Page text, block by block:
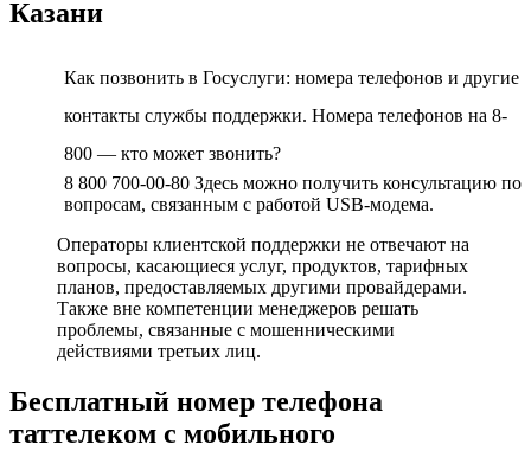
Казани
Как позвонить в Госуслуги: номера телефонов и другие
контакты службы поддержки. Номера телефонов на 8-
800 — кто может звонить?
8 800 700-00-80 Здесь можно получить консультацию по
вопросам, связанным с работой USB-модема.
Операторы клиентской поддержки не отвечают на
вопросы, касающиеся услуг, продуктов, тарифных
планов, предоставляемых другими провайдерами.
Также вне компетенции менеджеров решать
проблемы, связанные с мошенническими
действиями третьих лиц.
Бесплатный номер телефона
таттелеком с мобильного